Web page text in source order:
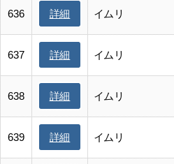
636 詳細 イムリ
637 詳細 イムリ
638 詳細 イムリ
639 詳細 イムリ